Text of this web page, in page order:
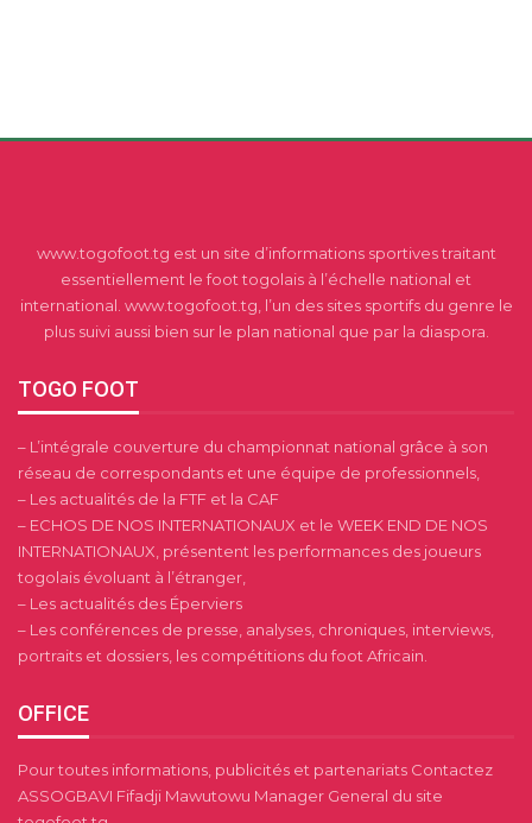
www.togofoot.tg est un site d’informations sportives traitant
essentiellement le foot togolais à l’échelle national et
international. www.togofoot.tg, l’un des sites sportifs du genre le
plus suivi aussi bien sur le plan national que par la diaspora.
TOGO FOOT
– L’intégrale couverture du championnat national grâce à son
réseau de correspondants et une équipe de professionnels,
– Les actualités de la FTF et la CAF
– ECHOS DE NOS INTERNATIONAUX et le WEEK END DE NOS
INTERNATIONAUX, présentent les performances des joueurs
togolais évoluant à l’étranger,
– Les actualités des Éperviers
– Les conférences de presse, analyses, chroniques, interviews,
portraits et dossiers, les compétitions du foot Africain.
OFFICE
Pour toutes informations, publicités et partenariats Contactez
ASSOGBAVI Fifadji Mawutowu Manager General du site